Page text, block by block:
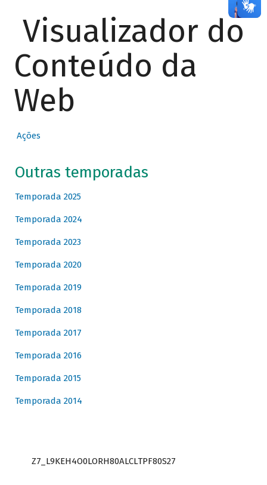
Visualizador do
Conteúdo da
Web
Ações
Outras temporadas
Temporada 2025
Temporada 2024
Temporada 2023
Temporada 2020
Temporada 2019
Temporada 2018
Temporada 2017
Temporada 2016
Temporada 2015
Temporada 2014
Z7_L9KEH4O0LORH80ALCLTPF80S27